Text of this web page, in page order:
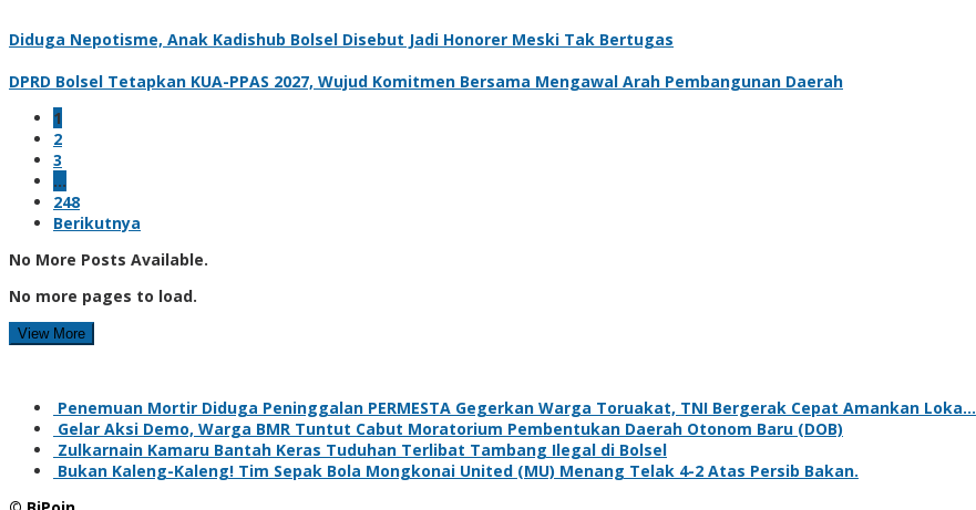
Diduga Nepotisme, Anak Kadishub Bolsel Disebut Jadi Honorer Meski Tak Bertugas
DPRD Bolsel Tetapkan KUA-PPAS 2027, Wujud Komitmen Bersama Mengawal Arah Pembangunan Daerah
1
2
3
…
248
Berikutnya
No More Posts Available.
No more pages to load.
View More
Penemuan Mortir Diduga Peninggalan PERMESTA Gegerkan Warga Toruakat, TNI Bergerak Cepat Amankan Loka…
Gelar Aksi Demo, Warga BMR Tuntut Cabut Moratorium Pembentukan Daerah Otonom Baru (DOB)
Zulkarnain Kamaru Bantah Keras Tuduhan Terlibat Tambang Ilegal di Bolsel
Bukan Kaleng-Kaleng! Tim Sepak Bola Mongkonai United (MU) Menang Telak 4-2 Atas Persib Bakan.